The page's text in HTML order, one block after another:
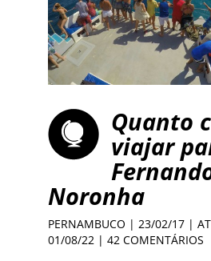
Quanto
viajar
Noronha
PERNAMBUCO | 23/02/17 |
01/08/22 | 42 COMENTÁRIOS